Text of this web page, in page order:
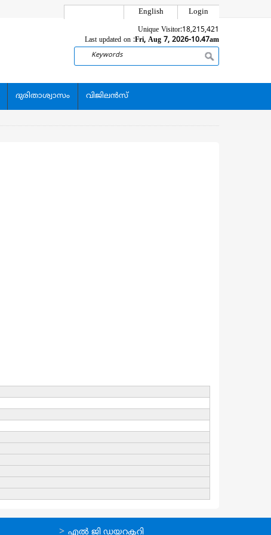
Login
English
Unique Visitor:18,215,421
Last updated on :Fri, Aug 7, 2026-10.47am
Search
ദുരിതാശ്വാസം വിജിലന്‍സ്
എല്‍ ജി ഡയറക്ടറി